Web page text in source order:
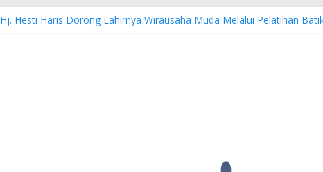
Hj. Hesti Haris Dorong Lahirnya Wirausaha Muda Melalui Pelatihan